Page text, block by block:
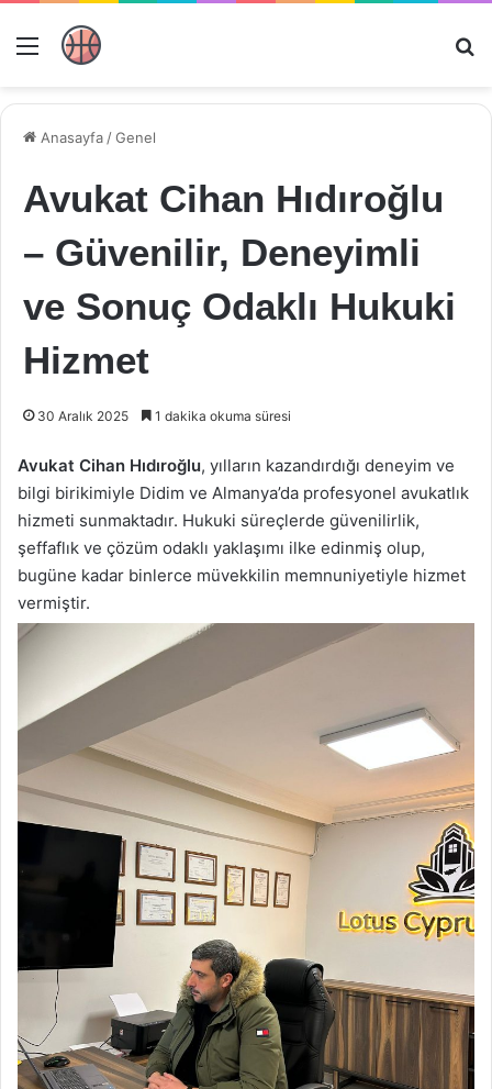
Menü
Anasayfa /Genel
Avukat Cihan Hıdıroğlu
– Güvenilir, Deneyimli
ve Sonuç Odaklı Hukuki
Hizmet
30 Aralık 2025 1 dakika okuma süresi
Avukat Cihan Hıdıroğlu, yılların kazandırdığı deneyim ve
bilgi birikimiyle Didim ve Almanya’da profesyonel avukatlık
hizmeti sunmaktadır. Hukuki süreçlerde güvenilirlik,
şeffaflık ve çözüm odaklı yaklaşımı ilke edinmiş olup,
bugüne kadar binlerce müvekkilin memnuniyetiyle hizmet
vermiştir.